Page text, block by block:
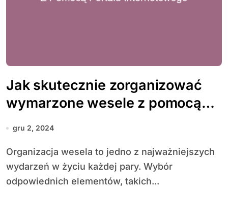
Jak skutecznie zorganizować
wymarzone wesele z pomocą
portalu internetowego
gru 2, 2024
Organizacja wesela to jedno z najważniejszych
wydarzeń w życiu każdej pary. Wybór
odpowiednich elementów, takich...